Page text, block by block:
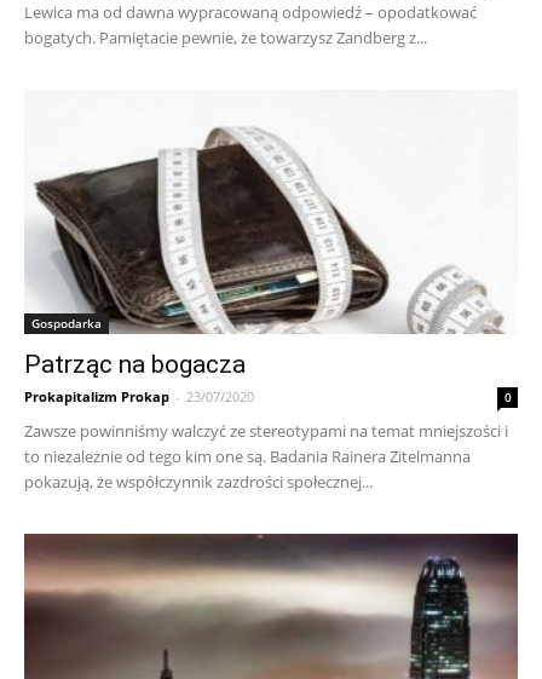
Lewica ma od dawna wypracowaną odpowiedź – opodatkować
bogatych. Pamiętacie pewnie, że towarzysz Zandberg z...
Gospodarka
Patrząc na bogacza
Prokapitalizm Prokap - 23/07/2020 0
Zawsze powinniśmy walczyć ze stereotypami na temat mniejszości i
to niezależnie od tego kim one są. Badania Rainera Zitelmanna
pokazują, że współczynnik zazdrości społecznej...